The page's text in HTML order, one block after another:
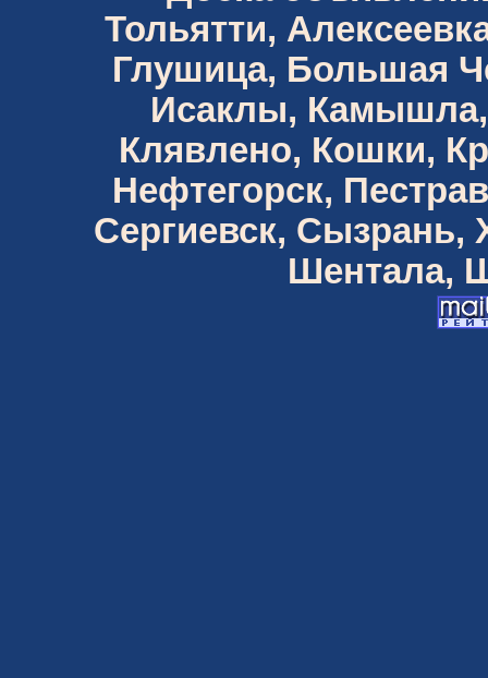
Тольятти,
Глушица, Большая
Исаклы, Камышла,
Клявлено, Кошки,
Нефтегорск,
Сергиевск,
Шентала,